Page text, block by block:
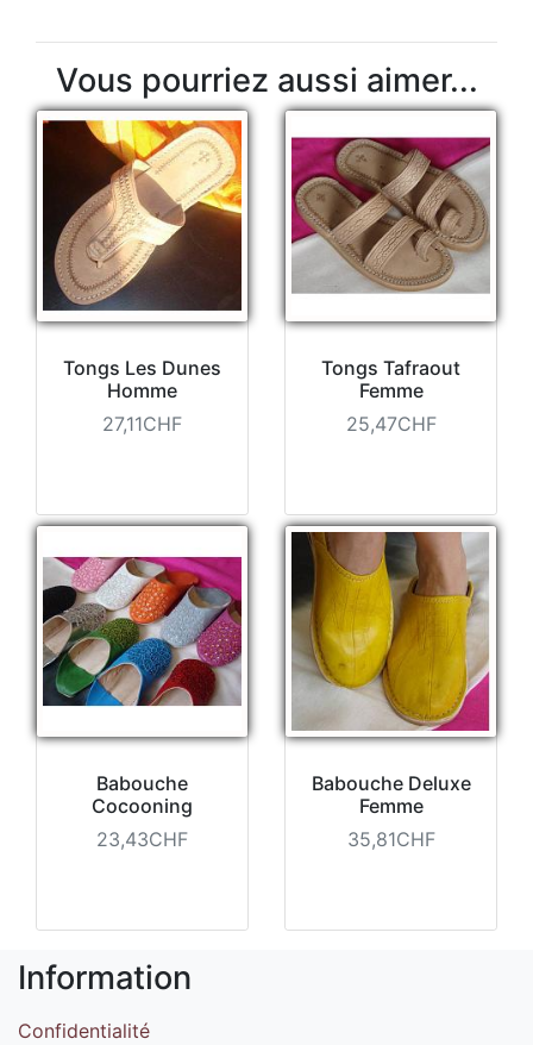
Vous pourriez aussi aimer...
Tongs Les Dunes
Homme
27,11CHF
Tongs Tafraout
Femme
25,47CHF
Babouche
Cocooning
23,43CHF
Babouche Deluxe
Femme
35,81CHF
Information
Confidentialité